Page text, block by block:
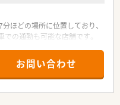
ほどの場所に位置しており、
の通勤も可能な店舗です。
定して応需しています。
制で運営されており、医療
業務に専念できる環境です。
お問い合わせ